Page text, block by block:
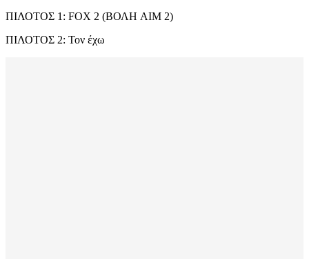
ΠΙΛΟΤΟΣ 1: FOX 2 (ΒΟΛΗ AIM 2)
ΠΙΛΟΤΟΣ 2: Τον έχω